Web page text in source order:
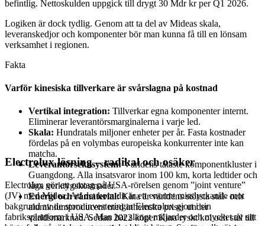
befintlig. Nettoskulden uppgick till drygt 30 Mdr kr per Q1 2026.
Logiken är dock tydlig. Genom att ta del av Mideas skala,
leveranskedjor och komponenter bör man kunna få till en lönsam
verksamhet i regionen.
Fakta
Varför kinesiska tillverkare är svårslagna på kostnad
Vertikal integration: Tillverkar egna komponenter internt.
Eliminerar leverantörsmarginalerna i varje led.
Skala: Hundratals miljoner enheter per år. Fasta kostnader
fördelas på en volymbas europeiska konkurrenter inte kan
matcha.
Leverantörsekosystem:Världens tätaste komponentkluster i
Guangdong. Alla insatsvaror inom 100 km, korta ledtider och
låga verktygskostnader.
Energi och råmaterial:Kina är världens största stål- och
aluminiumproducent med inhemska priser under
världsmarknad. Sedan 2022 köper Kina ryskt kol och stål till
Electrolux lösning – radikal och osäker
Electrolux gör ett omtag på USA-rörelsen genom ”joint venture”
(JV) med Midea. Att det kom dit är ett enormt misslyckande mot
bakgrund av de stora investeringar Electrolux gjort i sin
fabriksplattform i USA. Man har slängt miljarder och mycket av sitt